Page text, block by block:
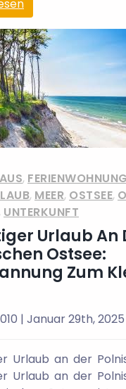
, FERIENWOHNUNG
, MEER, OSTSEE,
UNTERKUNFT
Urlaub An
Ostsee:
Zum
| Januar 29th, 2025
Urlaub an der
Urlaub an der